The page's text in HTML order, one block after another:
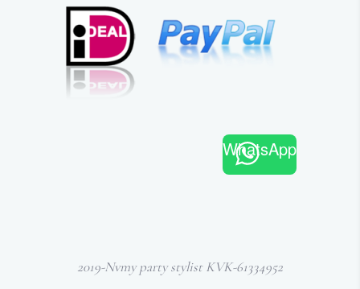
WhatsApp
2019-Nvmy party stylist KVK-61334952